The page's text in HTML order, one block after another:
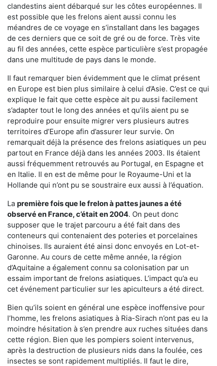
clandestins aient débarqué sur les côtes européennes. Il
est possible que les frelons aient aussi connu les
méandres de ce voyage en s’installant dans les bagages
de ces derniers que ce soit de gré ou de force. Très vite
au fil des années, cette espèce particulière s’est propagée
dans une multitude de pays dans le monde.
Il faut remarquer bien évidemment que le climat présent
en Europe est bien plus similaire à celui d’Asie. C’est ce qui
explique le fait que cette espèce ait pu aussi facilement
s’adapter tout le long des années et qu’ils aient pu se
reproduire pour ensuite migrer vers plusieurs autres
territoires d’Europe afin d’assurer leur survie. On
remarquait déjà la présence des frelons asiatiques un peu
partout en France déjà dans les années 2003. Ils étaient
aussi fréquemment retrouvés au Portugal, en Espagne et
en Italie. Il en est de même pour le Royaume-Uni et la
Hollande qui n’ont pu se soustraire eux aussi à l’équation.
La première fois que le frelon à pattes jaunes a été
observé en France, c’était en 2004. On peut donc
supposer que le trajet parcouru a été fait dans des
conteneurs qui contenaient des poteries et porcelaines
chinoises. Ils auraient été ainsi donc envoyés en Lot-et-
Garonne. Au cours de cette même année, la région
d’Aquitaine a également connu sa colonisation par un
essaim important de frelons asiatiques. L’impact qu’a eu
cet événement particulier sur les apiculteurs a été direct.
Bien qu’ils soient en général une espèce inoffensive pour
l’homme, les frelons asiatiques à Ria-Sirach n’ont pas eu la
moindre hésitation à s’en prendre aux ruches situées dans
cette région. Bien que les pompiers soient intervenus,
après la destruction de plusieurs nids dans la foulée, ces
insectes se sont rapidement multipliés. Il faut le dire,